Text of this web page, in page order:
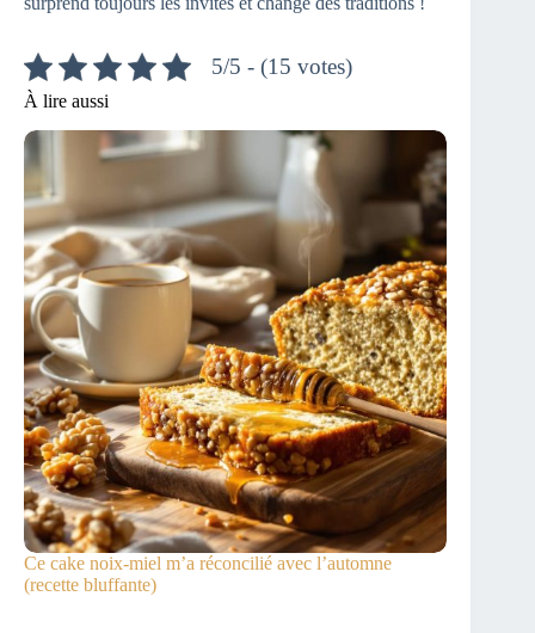
5/5 - (15 votes)
À lire aussi
Ce cake noix-miel m’a réconcilié avec l’automne
(recette bluffante)